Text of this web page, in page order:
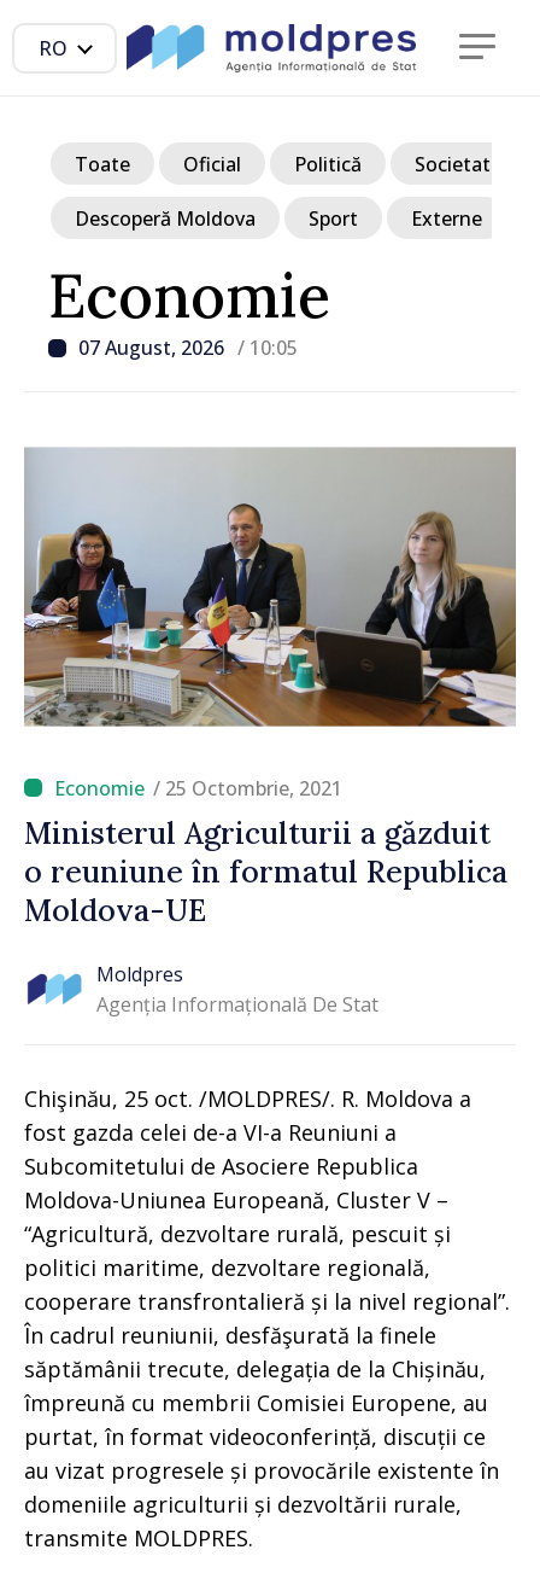
RO
Economie
07 August, 2026 / 10:05
Toate Oficial Politică Societate
Descoperă Moldova Sport Externe
/ 25 Octombrie, 2021
Ministerul Agriculturii a găzduit
o reuniune în formatul Republica
Moldova-UE
Moldpres
Agenția Informațională De Stat
Chişinău, 25 oct. /MOLDPRES/. R. Moldova a
fost gazda celei de-a VI-a Reuniuni a
Subcomitetului de Asociere Republica
Moldova-Uniunea Europeană, Cluster V –
“Agricultură, dezvoltare rurală, pescuit și
politici maritime, dezvoltare regională,
cooperare transfrontalieră și la nivel regional”.
În cadrul reuniunii, desfăşurată la finele
săptămânii trecute, delegația de la Chișinău,
împreună cu membrii Comisiei Europene, au
purtat, în format videoconferință, discuții ce
au vizat progresele și provocările existente în
domeniile agriculturii și dezvoltării rurale,
transmite MOLDPRES.